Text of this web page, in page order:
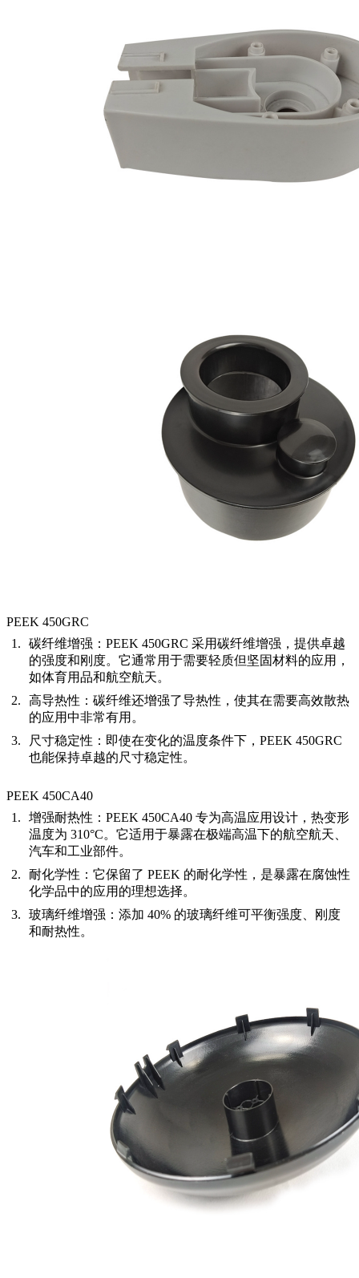
PEEK 450GRC
碳纤维增强： PEEK 450GRC 采用碳纤维增强，提供卓越
的强度和刚度。它通常用于需要轻质但坚固材料的应用，
如体育用品和航空航天。
高导热性： 碳纤维还增强了导热性，使其在需要高效散热
的应用中非常有用。
尺寸稳定性： 即使在变化的温度条件下，PEEK 450GRC
也能保持卓越的尺寸稳定性。
PEEK 450CA40
增强耐热性： PEEK 450CA40 专为高温应用设计，热变形
温度为 310°C。它适用于暴露在极端高温下的航空航天、
汽车和工业部件。
耐化学性： 它保留了 PEEK 的耐化学性，是暴露在腐蚀性
化学品中的应用的理想选择。
玻璃纤维增强： 添加 40% 的玻璃纤维可平衡强度、刚度
和耐热性。